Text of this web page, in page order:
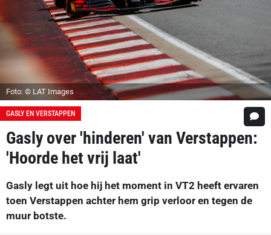
Foto: © LAT Images
GASLY EN VERSTAPPEN
Gasly over 'hinderen' van Verstappen:
'Hoorde het vrij laat'
Gasly legt uit hoe hij het moment in VT2 heeft ervaren
toen Verstappen achter hem grip verloor en tegen de
muur botste.